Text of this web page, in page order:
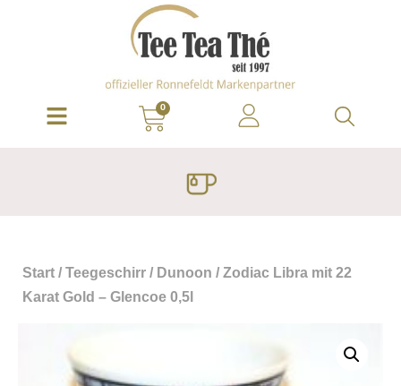
0
Start / Teegeschirr / Dunoon / Zodiac Libra mit 22
Karat Gold – Glencoe 0,5l